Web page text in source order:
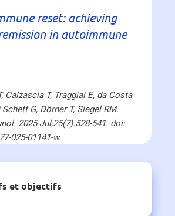
reset: achieving
in autoimmune
Calzascia T, Traggiai E, da Costa
Schett G, Dörner T, Siegel RM.
2025 Jul;25(7):528-541. doi:
025-01141-w.
et objectifs